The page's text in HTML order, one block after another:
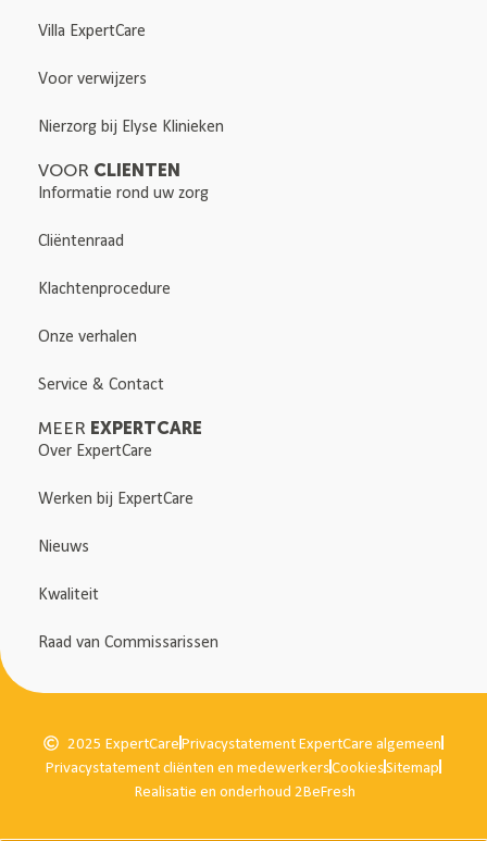
Villa ExpertCare
Voor verwijzers
Nierzorg bij Elyse Klinieken
VOOR CLIENTEN
Informatie rond uw zorg
Cliëntenraad
Klachtenprocedure
Onze verhalen
Service & Contact
MEER EXPERTCARE
Over ExpertCare
Werken bij ExpertCare
Nieuws
Kwaliteit
Raad van Commissarissen
2025 ExpertCarePrivacystatement ExpertCare algemeen
Privacystatement cliënten en medewerkersCookiesSitemap
Realisatie en onderhoud 2BeFresh